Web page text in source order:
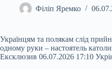
Філіп Яремко
Українцям та полякам слід
одному руки – настоятель
Ексклюзив 06.07.2026 17:10